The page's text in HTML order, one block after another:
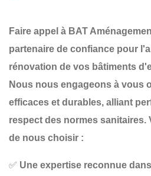
Faire appel à BAT
partenaire de confiance pour
rénovation de vos bâtiments
Nous nous engageons à vous
efficaces et durables, alliant
respect des normes sanitaires.
de nous choisir :
✅ Une expertise reconnue